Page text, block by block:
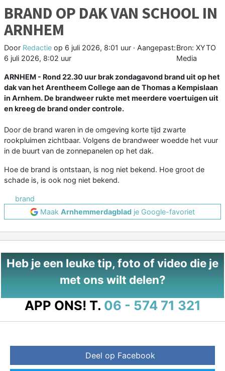
BRAND OP DAK VAN SCHOOL IN
ARNHEM
Door Redactie op 6 juli 2026, 8:01 uur · Aangepast:
6 juli 2026, 8:02 uur
Bron: XYTO
Media
ARNHEM - Rond 22.30 uur brak zondagavond brand uit op het
dak van het Arentheem College aan de Thomas a Kempislaan
in Arnhem. De brandweer rukte met meerdere voertuigen uit
en kreeg de brand onder controle.
Door de brand waren in de omgeving korte tijd zwarte
rookpluimen zichtbaar. Volgens de brandweer woedde het vuur
in de buurt van de zonnepanelen op het dak.
Hoe de brand is ontstaan, is nog niet bekend. Hoe groot de
schade is, is ook nog niet bekend.
brand
Maak Arnhemmerdagblad je Google-favoriet
Heb je een leuke tip, foto of video die je
met ons wilt delen?
APP ONS! T. 06 - 574 71 321
Deel op Facebook